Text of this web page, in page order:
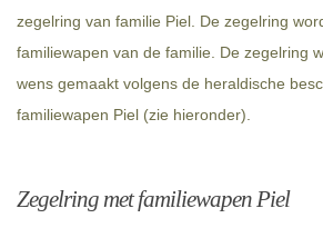
zegelring van familie Piel. De zegelring
familiewapen van de familie. De zegelring
wens gemaakt volgens de heraldische
familiewapen Piel (zie hieronder).
Zegelring met familiewapen Piel